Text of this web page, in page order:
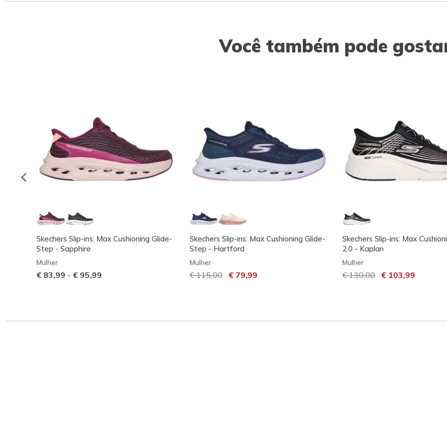
Você também pode
Skechers Slip-ins: Max Cushioning Glide-
Step - Sapphire
Mulher
€ 83,99 - € 95,99
Skechers Slip-ins: Max Cushioning Glide-
Step - Hartford
Mulher
Preço com desconto de
€ 115,00para
€ 79,99
Skechers Slip-ins: Max
2.0 - Kaplan
Mulher
Preço com desconto de
€ 130,00 para
€ 103,99